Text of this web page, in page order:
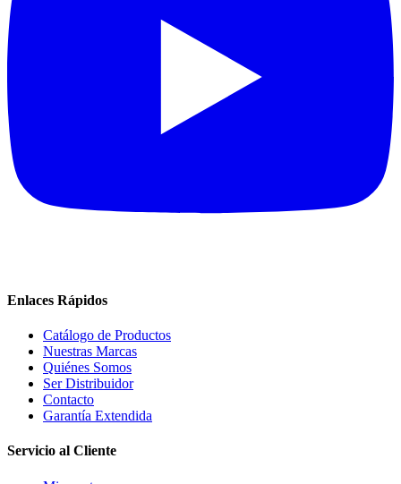
Enlaces Rápidos
Catálogo de Productos
Nuestras Marcas
Quiénes Somos
Ser Distribuidor
Contacto
Garantía Extendida
Servicio al Cliente